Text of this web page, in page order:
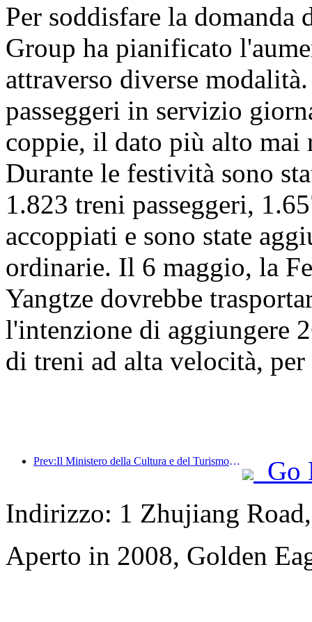
Per soddisfare la
Group ha pianificato
attraverso diverse
passeggeri in servizio
coppie, il dato più alto mai
Durante le festività sono
1.823 treni passeggeri,
accoppiati e sono state
ordinarie. Il 6 maggio, la
Yangtze dovrebbe
l'intenzione di aggiungere
di treni ad alta velocità,
Prev:Il Ministero della Cultura e del Turismo annuncia ufficialmente le attività per il '19 maggio – Giornata del Turismo in Cina', prevedendo di stanziare oltre 1 miliardo di yuan in sussidi per il pubblico.
Go
Indirizzo: 1 Zhujiang
Aperto in 2008, Golden